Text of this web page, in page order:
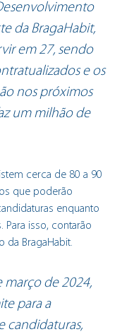
da BragaHabit,
em 27, sendo
e os
nos próximos
um milhão de
cerca de 80 a 90
que poderão
enquanto
Para isso, contarão
da BragaHabit.
março de 2024,
para a
candidaturas,